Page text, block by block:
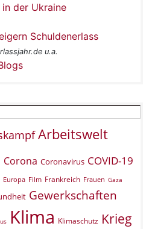
der Ukraine
Schuldenerlass
u.a.
Arbeitswelt
Corona Coronavirus COVID-19
Europa Film Frankreich Frauen Gaza
Gewerkschaften
Klima Klimaschutz Krieg